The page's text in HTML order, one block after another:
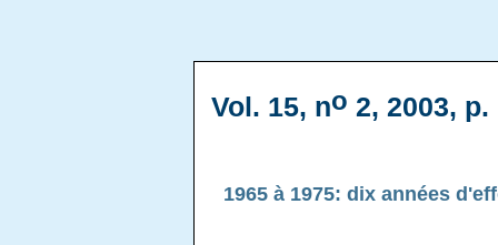
Vol. 15, no 2, 2003, p.
1965 à 1975: dix années